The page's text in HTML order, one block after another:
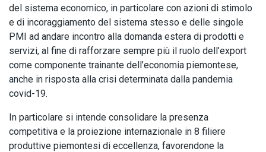
del sistema economico, in particolare con azioni di stimolo
e di incoraggiamento del sistema stesso e delle singole
PMI ad andare incontro alla domanda estera di prodotti e
servizi, al fine di rafforzare sempre più il ruolo dell’export
come componente trainante dell’economia piemontese,
anche in risposta alla crisi determinata dalla pandemia
covid-19.
In particolare si intende consolidare la presenza
competitiva e la proiezione internazionale in 8 filiere
produttive piemontesi di eccellenza, favorendone la